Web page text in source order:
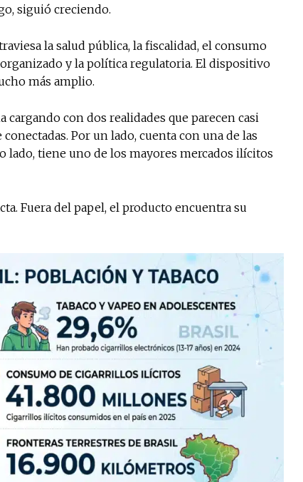
siguió creciendo.
la salud pública, la fiscalidad, el consumo
y la política regulatoria. El dispositivo
más amplio.
con dos realidades que parecen casi
Por un lado, cuenta con una de las
lado, tiene uno de los mayores mercados ilícitos
Fuera del papel, el producto encuentra su